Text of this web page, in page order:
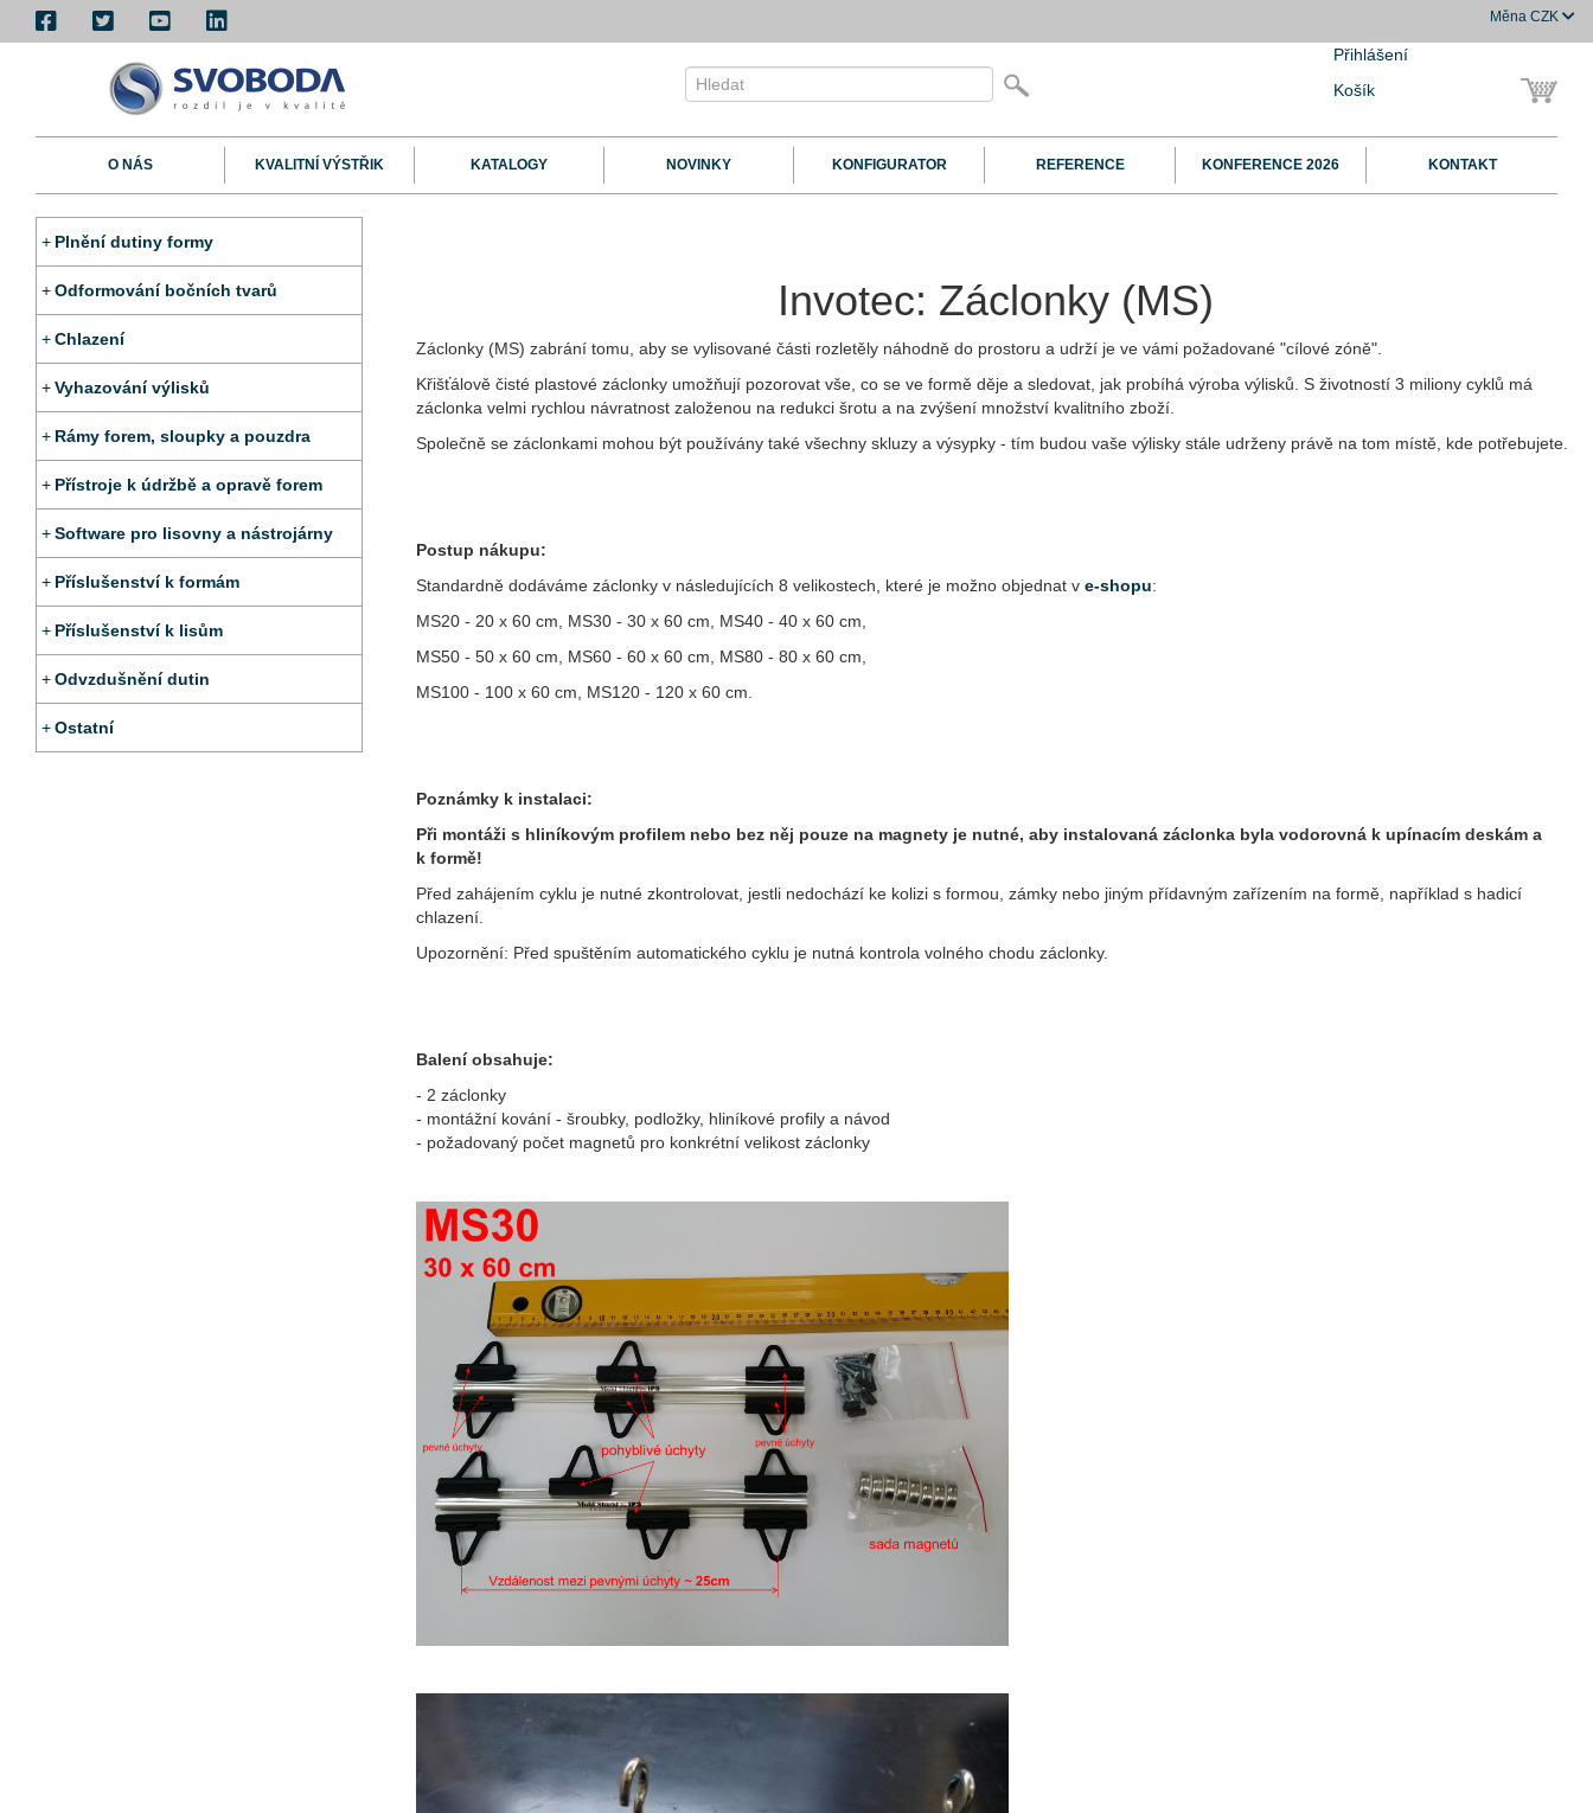
Měna CZK
Přihlášení
Košík
O NÁS KVALITNÍ VÝSTŘIK KATALOGY NOVINKY KONFIGURATOR REFERENCE KONFERENCE 2026 KONTAKT
Plnění dutiny formy
Odformování bočních tvarů
Chlazení
Vyhazování výlisků
Rámy forem, sloupky a pouzdra
Přístroje k údržbě a opravě forem
Software pro lisovny a nástrojárny
Příslušenství k formám
Příslušenství k lisům
Odvzdušnění dutin
Ostatní
Invotec: Záclonky (MS)
Záclonky (MS) zabrání tomu, aby se vylisované části rozletěly náhodně do prostoru a udrží je ve vámi požadované "cílové zóně".
Křišťálově čisté plastové záclonky umožňují pozorovat vše, co se ve formě děje a sledovat, jak probíhá výroba výlisků. S životností 3 miliony cyklů má
záclonka velmi rychlou návratnost založenou na redukci šrotu a na zvýšení množství kvalitního zboží.
Společně se záclonkami mohou být používány také všechny skluzy a výsypky - tím budou vaše výlisky stále udrženy právě na tom místě, kde potřebujete.
Postup nákupu:
Standardně dodáváme záclonky v následujících 8 velikostech, které je možno objednat v e-shopu:
MS20 - 20 x 60 cm, MS30 - 30 x 60 cm, MS40 - 40 x 60 cm,
MS50 - 50 x 60 cm, MS60 - 60 x 60 cm, MS80 - 80 x 60 cm,
MS100 - 100 x 60 cm, MS120 - 120 x 60 cm.
Poznámky k instalaci:
Při montáži s hliníkovým profilem nebo bez něj pouze na magnety je nutné, aby instalovaná záclonka byla vodorovná k upínacím deskám a
k formě!
Před zahájením cyklu je nutné zkontrolovat, jestli nedochází ke kolizi s formou, zámky nebo jiným přídavným zařízením na formě, například s hadicí
chlazení.
Upozornění: Před spuštěním automatického cyklu je nutná kontrola volného chodu záclonky.
Balení obsahuje:
- 2 záclonky
- montážní kování - šroubky, podložky, hliníkové profily a návod
- požadovaný počet magnetů pro konkrétní velikost záclonky